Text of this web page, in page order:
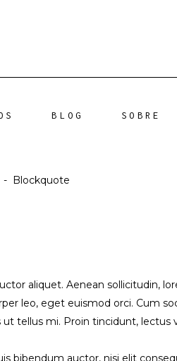
BLOG SOBRE
- Blockquote
aliquet. Aenean sollicitudin,
leo, eget euismod orci. Cum
ut tellus mi. Proin tincidunt,
bibendum auctor, nisi elit